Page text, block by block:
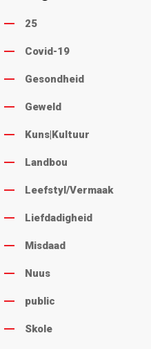
25
Covid-19
Gesondheid
Geweld
Kuns|Kultuur
Landbou
Leefstyl/Vermaak
Liefdadigheid
Misdaad
Nuus
public
Skole